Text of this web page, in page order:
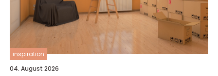
inspiration
04. August 2026